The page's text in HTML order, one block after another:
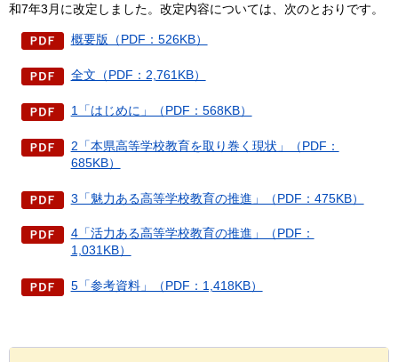
和7年3月に改定しました。改定内容については、次のとおりです。
概要版（PDF：526KB）
全文（PDF：2,761KB）
1「はじめに」（PDF：568KB）
2「本県高等学校教育を取り巻く現状」（PDF：
685KB）
3「魅力ある高等学校教育の推進」（PDF：475KB）
4「活力ある高等学校教育の推進」（PDF：
1,031KB）
5「参考資料」（PDF：1,418KB）